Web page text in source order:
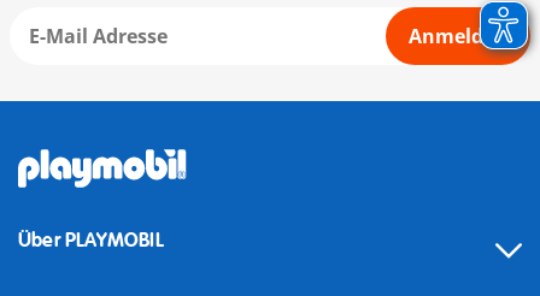
Anmelden
Über PLAYMOBIL